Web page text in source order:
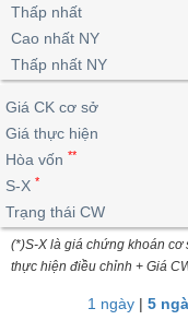
lỗ
dịch
nội
Niên
giám
Tài
liệu
cổ
Định
giá
ngoài
doanh
Top
cổ
phiếu
dịch
Chứng
quyền
quan
Thống
giao
dịch
Thống
giao
dịch
Tin
tức
Phân
tích
kỹ
thuật
trực
tuyến
Bộ
lọc
cổ
Vĩ
mô
lai
Chứng
quyền
Trái
phiếu
IR
Awards
tạo
Dịch
vụ
Thấp nhất
Cao nhất NY
Thấp nhất NY
Giá CK cơ sở
Giá thực hiện
Hòa vốn **
S-X *
Trạng thái CW
(*)S-X là giá chứng khoán
thực hiện điều chỉnh + Giá
1 ngày| 5
BẤT
ĐỘNG
SẢN
TÀI
CHÍNH
HÀNG